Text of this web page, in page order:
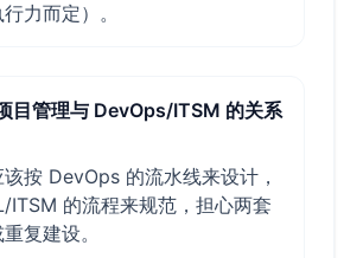
力而定）。
目管理与 DevOps/ITSM 的关系
按 DevOps 的流水线来设计，
ITSM 的流程来规范，担心两套
复建设。